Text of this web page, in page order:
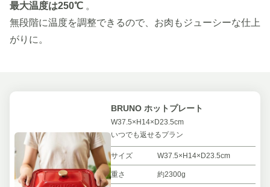
最大温度は250℃ 。
無段階に温度を調整できるので、お肉もジューシーな仕上
がりに。
BRUNO ホットプレート
W37.5×H14×D23.5cm
いつでも返せるプラン
サイズ W37.5×H14×D23.5cm
重さ 約2300g